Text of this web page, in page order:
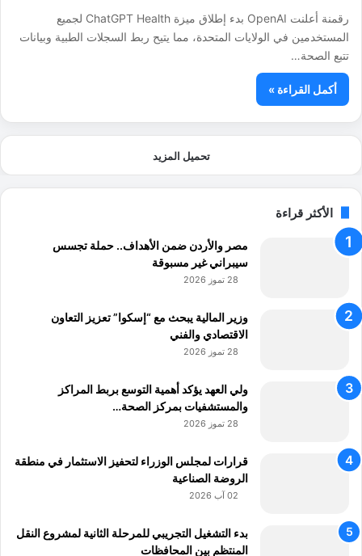
رقمنة أعلنت OpenAI بدء إطلاق ميزة ChatGPT Health لجميع
المستخدمين في الولايات المتحدة، مما يتيح ربط السجلات الطبية وبيانات
تتبع الصحة…
أكمل القراءة »
تحميل المزيد
الأكثر قراءة
مصر والأردن ضمن الأهداف.. حملة تجسس
سيبراني غير مسبوقة
28 تموز 2026
وزير المالية يبحث مع “إسكوا” تعزيز التعاون
الاقتصادي والفني
28 تموز 2026
ولي العهد يؤكد أهمية التوسع بربط المراكز
والمستشفيات بمركز الصحة…
28 تموز 2026
قرارات لمجلس الوزراء لتحفيز الاستثمار في منطقة
الروضة الصناعية
02 آب 2026
بدء التشغيل التجريبي للمرحلة الثانية لمشروع النقل
المنتظم بين المحافظات